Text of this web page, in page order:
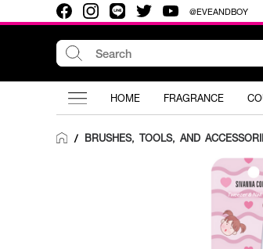
@EVEANDBOY
HOME FRAGRANCE
/ BRUSHES, TOOLS, AND